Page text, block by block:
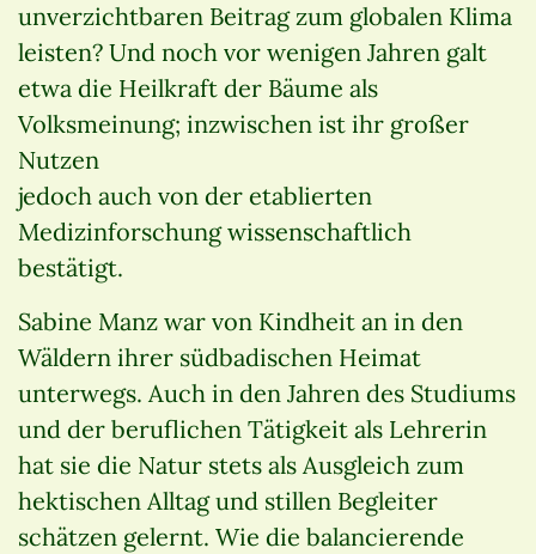
unverzichtbaren Beitrag zum globalen Klima
leisten? Und noch vor wenigen Jahren galt
etwa die Heilkraft der Bäume als
Volksmeinung; inzwischen ist ihr großer
Nutzen
jedoch auch von der etablierten
Medizinforschung wissenschaftlich
bestätigt.
Sabine Manz war von Kindheit an in den
Wäldern ihrer südbadischen Heimat
unterwegs. Auch in den Jahren des Studiums
und der beruflichen Tätigkeit als Lehrerin
hat sie die Natur stets als Ausgleich zum
hektischen Alltag und stillen Begleiter
schätzen gelernt. Wie die balancierende